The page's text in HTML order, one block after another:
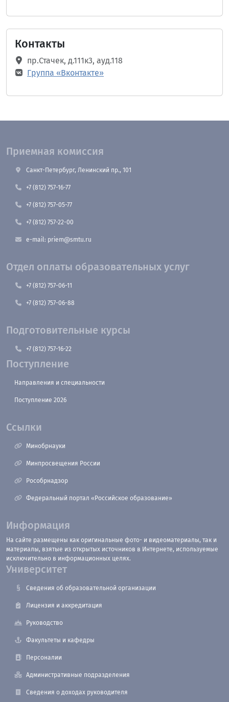
Контакты
пр.Стачек, д.111к3, ауд.118
Группа «Вконтакте»
Приемная комиссия
Санкт-Петербург, Ленинский пр., 101
+7 (812) 757-16-77
+7 (812) 757-05-77
+7 (812) 757-22-00
e-mail: priem@smtu.ru
Отдел оплаты образовательных услуг
+7 (812) 757-06-11
+7 (812) 757-06-88
Подготовительные курсы
+7 (812) 757-16-22
Поступление
Направления и специальности
Поступление 2026
Ссылки
Минобрнауки
Минпросвещения России
Рособрнадзор
Федеральный портал «Российское образование»
Информация
На сайте размещены как оригинальные фото- и видеоматериалы, так и
материалы, взятые из открытых источников в Интернете, используемые
исключительно в информационных целях.
Университет
Сведения об образовательной организации
Лицензия и аккредитация
Руководство
Факультеты и кафедры
Персоналии
Административные подразделения
Сведения о доходах руководителя